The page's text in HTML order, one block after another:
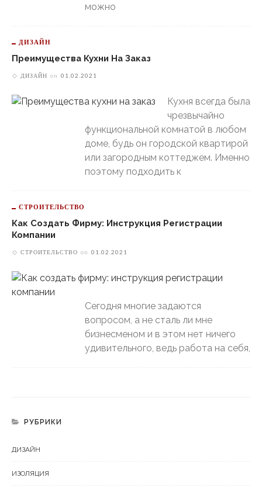
можно
ДИЗАЙН
Преимущества Кухни На Заказ
ДИЗАЙН on 01.02.2021
Кухня всегда была
чрезвычайно
функциональной комнатой в любом
доме, будь он городской квартирой
или загородным коттеджем. Именно
поэтому подходить к
СТРОИТЕЛЬСТВО
Как Создать Фирму: Инструкция Регистрации
Компании
СТРОИТЕЛЬСТВО on 01.02.2021
Сегодня многие задаются
вопросом, а не сталь ли мне
бизнесменом и в этом нет ничего
удивительного, ведь работа на себя,
РУБРИКИ
ДИЗАЙН
ИЗОЛЯЦИЯ